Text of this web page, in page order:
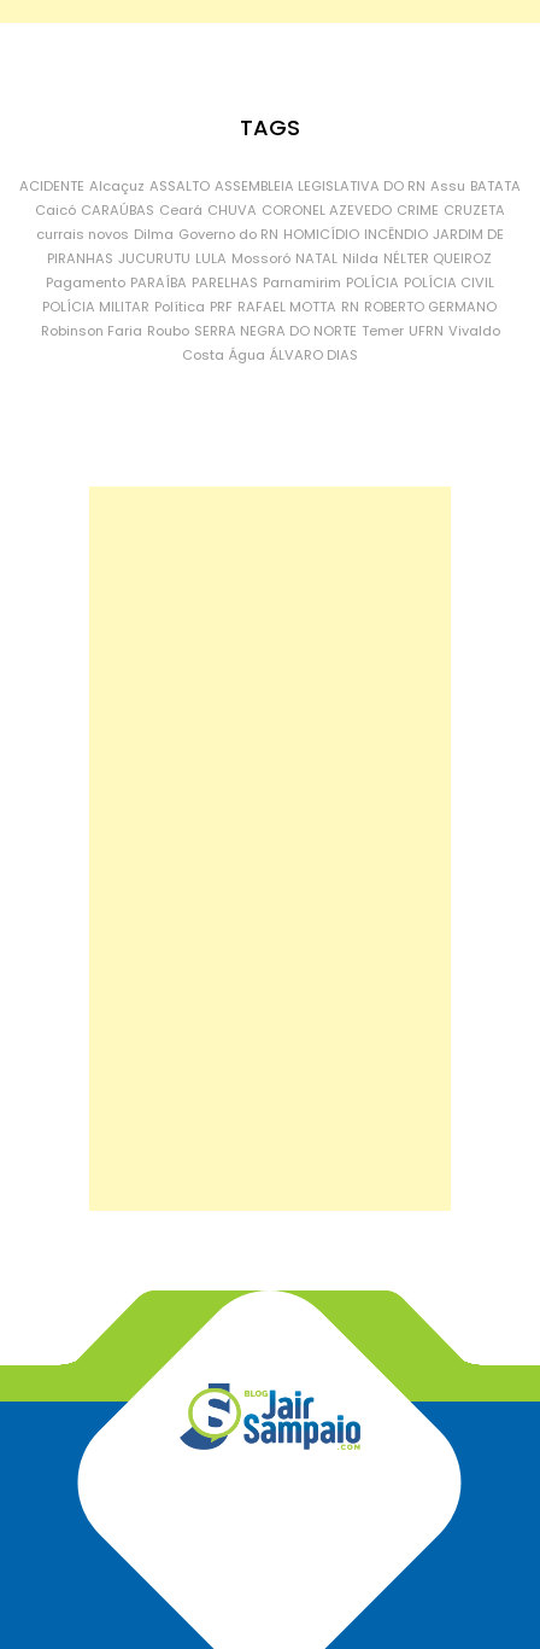
TAGS
ACIDENTE Alcaçuz ASSALTO ASSEMBLEIA LEGISLATIVA DO RN Assu BATATA
Caicó CARAÚBAS Ceará CHUVA CORONEL AZEVEDO CRIME CRUZETA
currais novos Dilma Governo do RN HOMICÍDIO INCÊNDIO JARDIM DE
PIRANHAS JUCURUTU LULA Mossoró NATAL Nilda NÉLTER QUEIROZ
Pagamento PARAÍBA PARELHAS Parnamirim POLÍCIA POLÍCIA CIVIL
POLÍCIA MILITAR Política PRF RAFAEL MOTTA RN ROBERTO GERMANO
Robinson Faria Roubo SERRA NEGRA DO NORTE Temer UFRN Vivaldo
Costa Água ÁLVARO DIAS